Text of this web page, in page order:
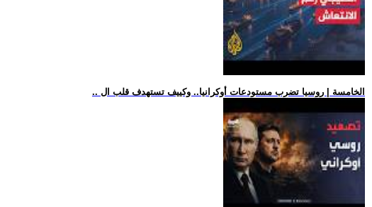
.. الخامسة | روسيا تضرب مستودعات أوكرانيا.. وكييف تستهدف قلب ال